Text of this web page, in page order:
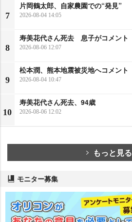
7
片岡鶴太郎、自家農園での“発見”
2026-08-04 14:05
8
寿美花代さん死去 息子がコメント
2026-08-06 12:07
9
松本潤、熊本地震被災地へコメント
2026-08-04 10:47
10
寿美花代さん死去、94歳
2026-08-06 12:02
もっと見る
モニター募集